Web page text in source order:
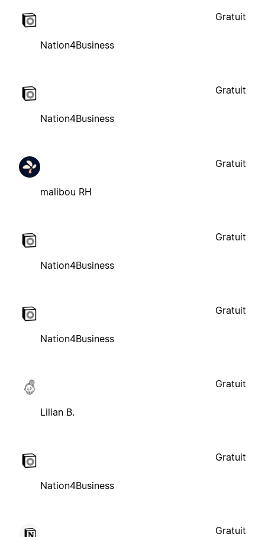
Nation4Business
Gratuit
Nation4Business
Gratuit
malibou RH
Gratuit
Nation4Business
Gratuit
Nation4Business
Gratuit
Lilian B.
Gratuit
Nation4Business
Gratuit
Gratuit